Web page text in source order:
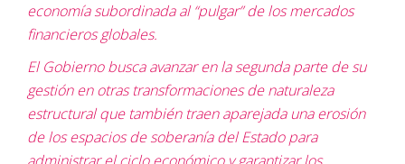
economía subordinada al “pulgar” de los mercados
financieros globales.
El Gobierno busca avanzar en la segunda parte de su
gestión en otras transformaciones de naturaleza
estructural que también traen aparejada una erosión
de los espacios de soberanía del Estado para